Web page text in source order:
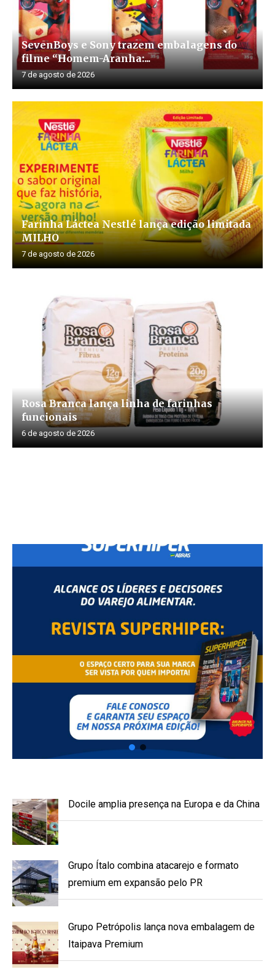
SevenBoys e Sony trazem embalagens do
filme “Homem-Aranha:...
7 de agosto de 2026
Farinha Láctea Nestlé lança edição limitada
MILHO
7 de agosto de 2026
Rosa Branca lança linha de farinhas
funcionais
6 de agosto de 2026
Docile amplia presença na Europa e da China
Grupo Ítalo combina atacarejo e formato
premium em expansão pelo PR
Grupo Petrópolis lança nova embalagem de
Itaipava Premium